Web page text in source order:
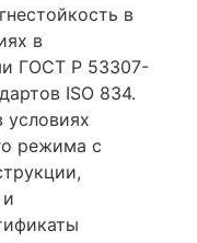
в
в
ГОСТ Р 53307-
ISO 834.
условиях
режима с